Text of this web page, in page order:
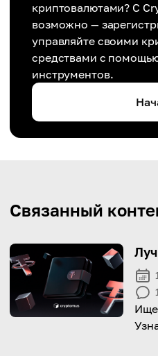
криптовалютами? С
возможно —
управляйте своими
средствами с
инструментов.
Связанный